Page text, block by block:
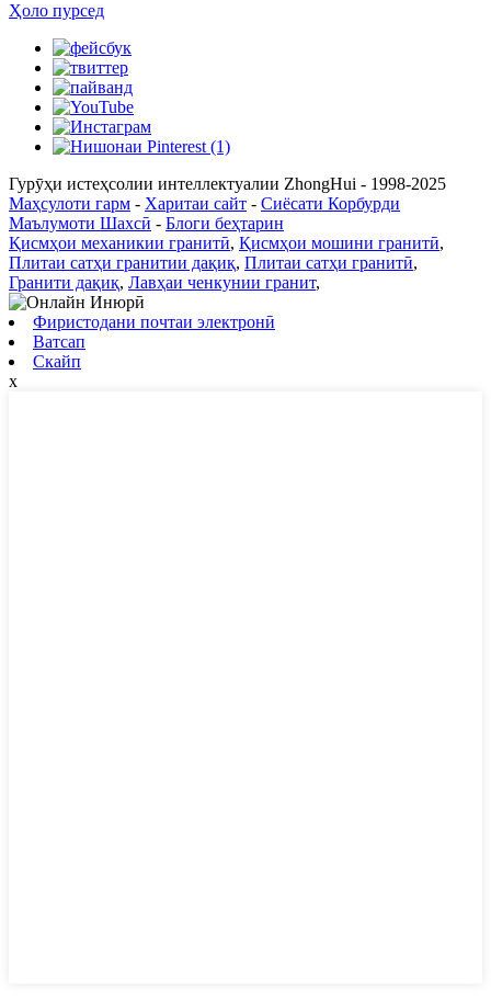
Ҳоло пурсед
Гурӯҳи истеҳсолии интеллектуалии ZhongHui - 1998-2025
Маҳсулоти гарм - Харитаи сайт - Сиёсати Корбурди
Маълумоти Шахсӣ - Блоги беҳтарин
Қисмҳои механикии гранитӣ, Қисмҳои мошини гранитӣ,
Плитаи сатҳи гранитии дақиқ, Плитаи сатҳи гранитӣ,
Гранити дақиқ, Лавҳаи ченкунии гранит,
Фиристодани почтаи электронӣ
Ватсап
Скайп
x